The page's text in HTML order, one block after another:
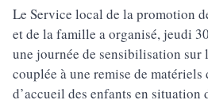
Le Service local de la promotion
et de la famille a organisé, jeudi
une journée de sensibilisation sur
couplée à une remise de
d’accueil des enfants en situation